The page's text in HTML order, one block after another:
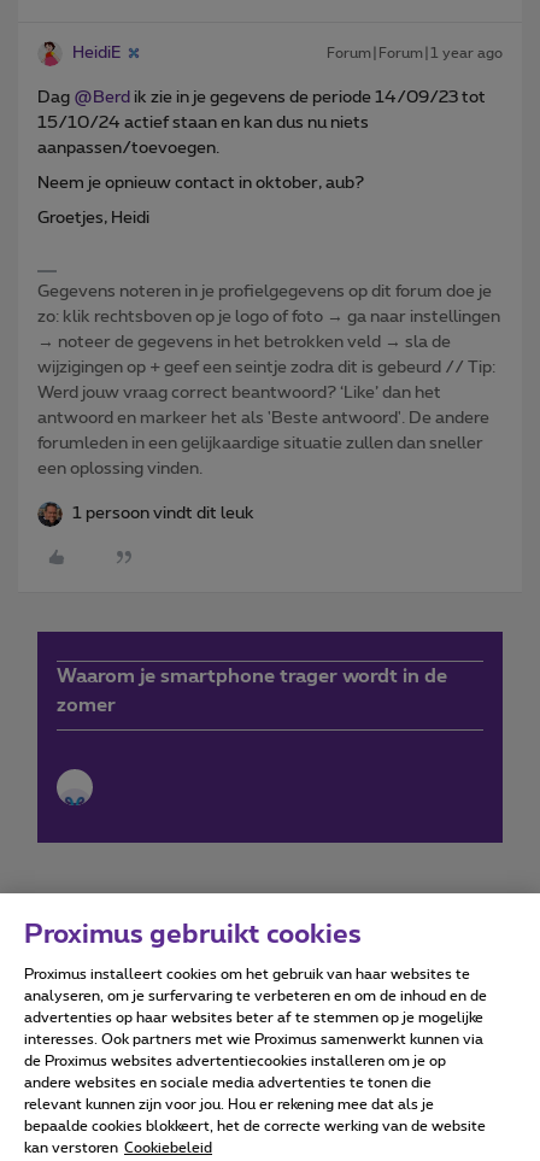
HeidiE Forum|Forum|1 year ago
Dag @Berd ik zie in je gegevens de periode 14/09/23 tot
15/10/24 actief staan en kan dus nu niets
aanpassen/toevoegen.
Neem je opnieuw contact in oktober, aub?
Groetjes, Heidi
Gegevens noteren in je profielgegevens op dit forum doe je
zo: klik rechtsboven op je logo of foto → ga naar instellingen
→ noteer de gegevens in het betrokken veld → sla de
wijzigingen op + geef een seintje zodra dit is gebeurd // Tip:
Werd jouw vraag correct beantwoord? ‘Like’ dan het
antwoord en markeer het als 'Beste antwoord'. De andere
forumleden in een gelijkaardige situatie zullen dan sneller
een oplossing vinden.
1 persoon vindt dit leuk
Waarom je smartphone trager wordt in de
zomer
Forumvoorwaarden Accessibility statement
Alle rechten voorbehouden. © Proximus
Algemene voorwaarden, consumenteninfo
Proximus gebruikt cookies
Proximus installeert cookies om het gebruik van haar websites te
analyseren, om je surfervaring te verbeteren en om de inhoud en de
advertenties op haar websites beter af te stemmen op je mogelijke
interesses. Ook partners met wie Proximus samenwerkt kunnen via
de Proximus websites advertentiecookies installeren om je op
andere websites en sociale media advertenties te tonen die
relevant kunnen zijn voor jou. Hou er rekening mee dat als je
bepaalde cookies blokkeert, het de correcte werking van de website
kan verstoren Cookiebeleid